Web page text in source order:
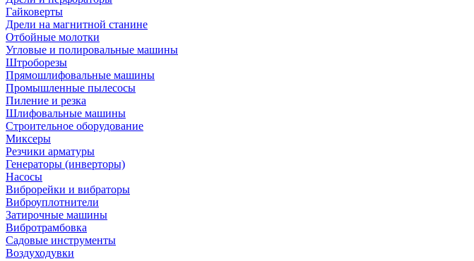
Гайковерты
Дрели на магнитной станине
Отбойные молотки
Угловые и полировальные машины
Штроборезы
Прямошлифовальные машины
Промышленные пылесосы
Пиление и резка
Шлифовальные машины
Строительное оборудование
Миксеры
Резчики арматуры
Генераторы (инверторы)
Насосы
Виброрейки и вибраторы
Виброуплотнители
Затирочные машины
Вибротрамбовка
Садовые инструменты
Воздуходувки